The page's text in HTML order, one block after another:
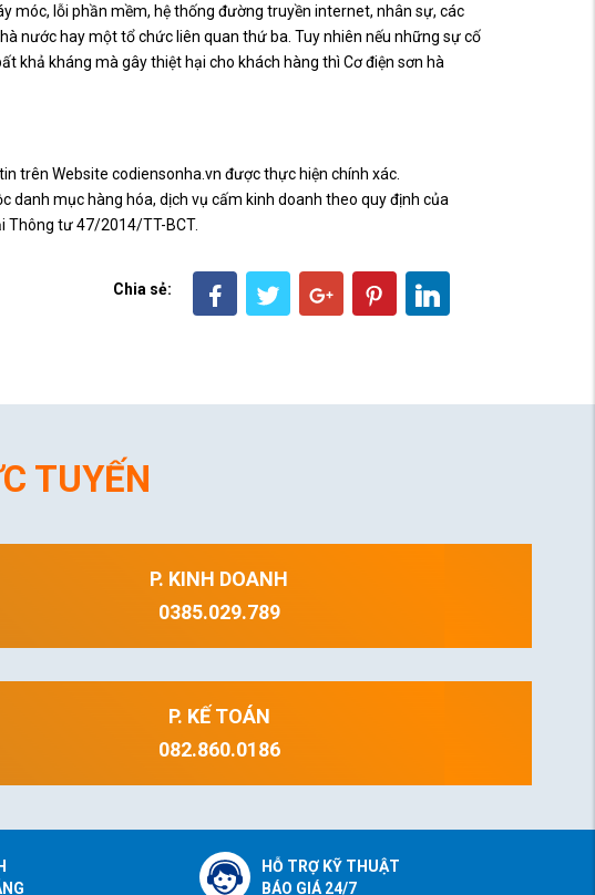
móc, lỗi phần mềm, hệ thống đường truyền internet, nhân sự, các
nước hay một tổ chức liên quan thứ ba. Tuy nhiên nếu những sự cố
khả kháng mà gây thiệt hại cho khách hàng thì Cơ điện sơn hà
trên Website codiensonha.vn được thực hiện chính xác.
danh mục hàng hóa, dịch vụ cấm kinh doanh theo quy định của
Thông tư 47/2014/TT-BCT.
Chia sẻ:
TUYẾN
P. KINH DOANH
0385.029.789
P. KẾ TOÁN
082.860.0186
HỖ TRỢ KỸ THUẬT
BÁO GIÁ 24/7